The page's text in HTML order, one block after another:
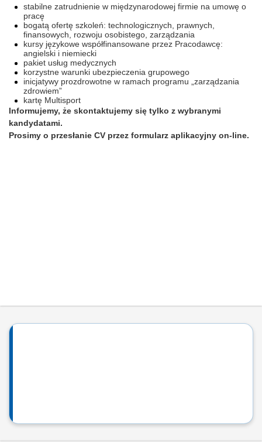
stabilne zatrudnienie w międzynarodowej firmie na umowę o
pracę
bogatą ofertę szkoleń: technologicznych, prawnych,
finansowych, rozwoju osobistego, zarządzania
kursy językowe współfinansowane przez Pracodawcę:
angielski i niemiecki
pakiet usług medycznych
korzystne warunki ubezpieczenia grupowego
inicjatywy prozdrowotne w ramach programu „zarządzania
zdrowiem”
kartę Multisport
Informujemy, że skontaktujemy się tylko z wybranymi
kandydatami.
Prosimy o przesłanie CV przez formularz aplikacyjny on-line.